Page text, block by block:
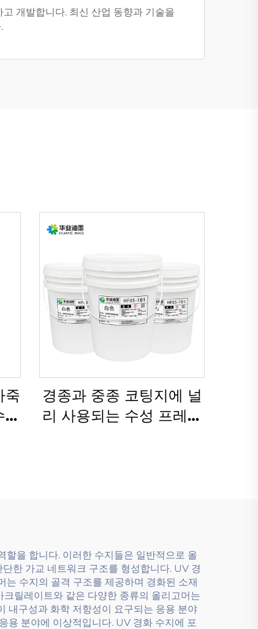
개발합니다. 최신 산업 동향과 기술을
죽
경종과 중종 코팅지에 널
리 사용되는 수성 프레스
을 합니다. 이러한 수지들은 일반적으로 올
한 가교 네트워크 구조를 형성합니다. UV 경
수지의 골격 구조를 제공하며 경화된 소재
릴레이트와 같은 다양한 종류의 올리고머는
내구성과 화학 저항성이 요구되는 응용 분야
용 분야에 이상적입니다. UV 경화 수지에 포